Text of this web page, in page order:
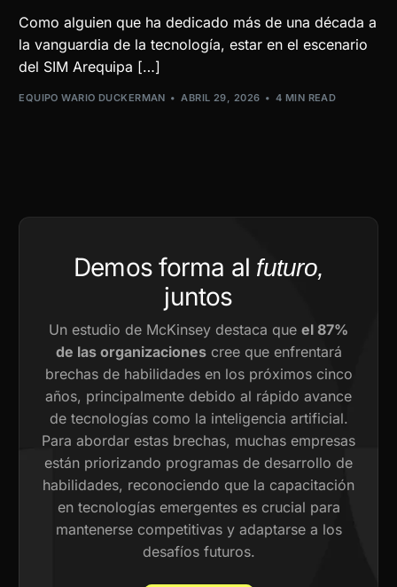
Como alguien que ha dedicado más de una década a
la vanguardia de la tecnología, estar en el escenario
del SIM Arequipa […]
EQUIPO WARIO DUCKERMAN ABRIL 29, 2026 4 MIN READ
Demos forma al futuro,
juntos
Un estudio de McKinsey destaca que el 87%
de las organizacionescree que enfrentará
brechas de habilidades en los próximos cinco
años, principalmente debido al rápido avance
de tecnologías como la inteligencia artificial.
Para abordar estas brechas, muchas empresas
están priorizando programas de desarrollo de
habilidades, reconociendo que la capacitación
en tecnologías emergentes es crucial para
mantenerse competitivas y adaptarse a los
desafíos futuros.